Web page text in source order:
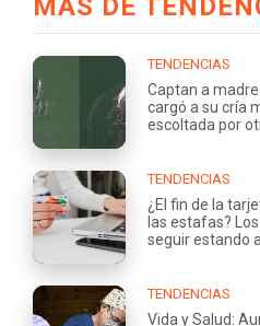
MÁS DE
TENDENCIAS
Captan a
cargó a su cría
escoltada por
TENDENCIAS
¿El fin de la
las estafas?
seguir estando
TENDENCIAS
Vida y Salud: